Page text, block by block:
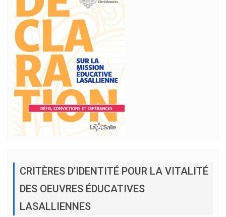
CRITÈRES D’IDENTITÉ POUR LA VITALITÉ
DES OEUVRES ÉDUCATIVES
LASALLIENNES